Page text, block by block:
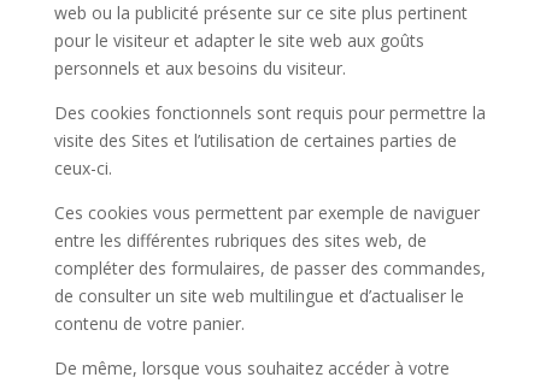
web ou la publicité présente sur ce site plus pertinent
pour le visiteur et adapter le site web aux goûts
personnels et aux besoins du visiteur.
Des cookies fonctionnels sont requis pour permettre la
visite des Sites et l’utilisation de certaines parties de
ceux-ci.
Ces cookies vous permettent par exemple de naviguer
entre les différentes rubriques des sites web, de
compléter des formulaires, de passer des commandes,
de consulter un site web multilingue et d’actualiser le
contenu de votre panier.
De même, lorsque vous souhaitez accéder à votre